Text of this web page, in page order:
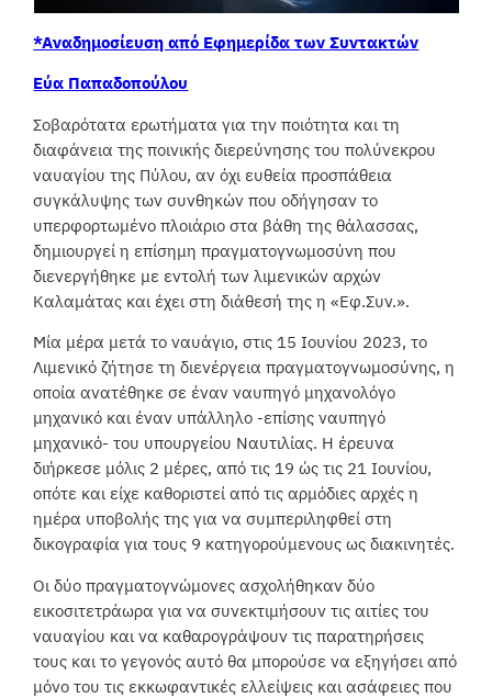
*Αναδημοσίευση από Εφημερίδα των Συντακτών
Εύα Παπαδοπούλου
Σοβαρότατα ερωτήματα για την ποιότητα και τη
διαφάνεια της ποινικής διερεύνησης του πολύνεκρου
ναυαγίου της Πύλου, αν όχι ευθεία προσπάθεια
συγκάλυψης των συνθηκών που οδήγησαν το
υπερφορτωμένο πλοιάριο στα βάθη της θάλασσας,
δημιουργεί η επίσημη πραγματογνωμοσύνη που
διενεργήθηκε με εντολή των λιμενικών αρχών
Καλαμάτας και έχει στη διάθεσή της η «Εφ.Συν.».
Μία μέρα μετά το ναυάγιο, στις 15 Ιουνίου 2023, το
Λιμενικό ζήτησε τη διενέργεια πραγματογνωμοσύνης, η
οποία ανατέθηκε σε έναν ναυπηγό μηχανολόγο
μηχανικό και έναν υπάλληλο -επίσης ναυπηγό
μηχανικό- του υπουργείου Ναυτιλίας. Η έρευνα
διήρκεσε μόλις 2 μέρες, από τις 19 ώς τις 21 Ιουνίου,
οπότε και είχε καθοριστεί από τις αρμόδιες αρχές η
ημέρα υποβολής της για να συμπεριληφθεί στη
δικογραφία για τους 9 κατηγορούμενους ως διακινητές.
Οι δύο πραγματογνώμονες ασχολήθηκαν δύο
εικοσιτετράωρα για να συνεκτιμήσουν τις αιτίες του
ναυαγίου και να καθαρογράψουν τις παρατηρήσεις
τους και το γεγονός αυτό θα μπορούσε να εξηγήσει από
μόνο του τις εκκωφαντικές ελλείψεις και ασάφειες που